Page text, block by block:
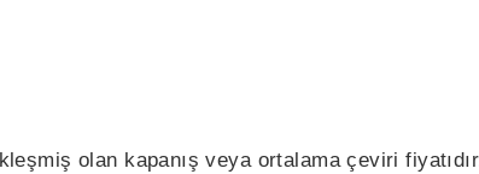
olan kapanış veya ortalama çeviri